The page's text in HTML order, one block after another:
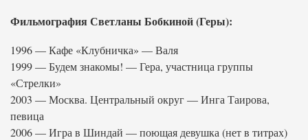
Фильмография Светланы Бобкиной (Геры):
1996 — Кафе «Клубничка» — Валя
1999 — Будем знакомы! — Гера, участница группы
«Стрелки»
2003 — Москва. Центральный округ — Инга Таирова,
певица
2006 — Игра в Шиндай — поющая девушка (нет в титрах)